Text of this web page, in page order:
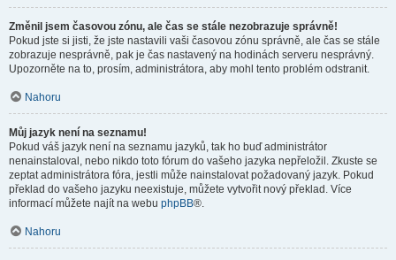
Změnil jsem časovou zónu, ale čas se stále nezobrazuje správně!
Pokud jste si jisti, že jste nastavili vaši časovou zónu správně, ale čas se stále
zobrazuje nesprávně, pak je čas nastavený na hodinách serveru nesprávný.
Upozorněte na to, prosím, administrátora, aby mohl tento problém odstranit.
Nahoru
Můj jazyk není na seznamu!
Pokud váš jazyk není na seznamu jazyků, tak ho buď administrátor
nenainstaloval, nebo nikdo toto fórum do vašeho jazyka nepřeložil. Zkuste se
zeptat administrátora fóra, jestli může nainstalovat požadovaný jazyk. Pokud
překlad do vašeho jazyku neexistuje, můžete vytvořit nový překlad. Více
informací můžete najít na webu phpBB®.
Nahoru